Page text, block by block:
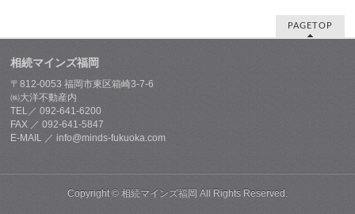
研
修
会
等
PAGETOP
相続マインズ福岡
〒812-0053 福岡市東区箱崎3-7-6
㈱大洋不動産内
TEL／ 092-641-6200
FAX ／ 092-641-5847
E-MAIL ／ info@minds-fukuoka.com
Copyright © 相続マインズ福岡 All Rights Reserved.